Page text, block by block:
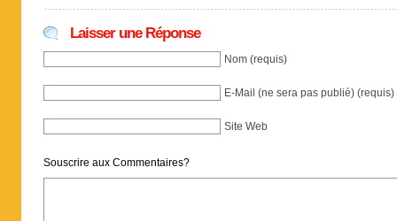
Laisser une Réponse
Nom (requis)
E-Mail (ne sera pas publié) (requis)
Site Web
Souscrire aux Commentaires?